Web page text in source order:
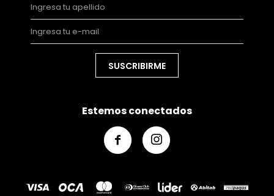
SUSCRIBIRME
Estemos conectados
 